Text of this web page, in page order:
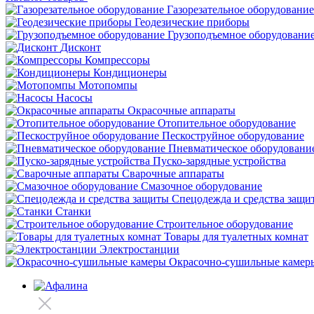
Газорезательное оборудование
Геодезические приборы
Грузоподъемное
Дисконт
Компрессоры
Кондиционеры
Мотопомпы
Насосы
Окрасочные аппараты
Отопительное оборудование
Пескоструйное оборудование
Пневматическое
Пуско-зарядные устройства
Сварочные аппараты
Смазочное оборудование
Спецодежда и средства
Станки
Строительное оборудование
Товары для туалетных комнат
Электростанции
Окрасочно-сушильные